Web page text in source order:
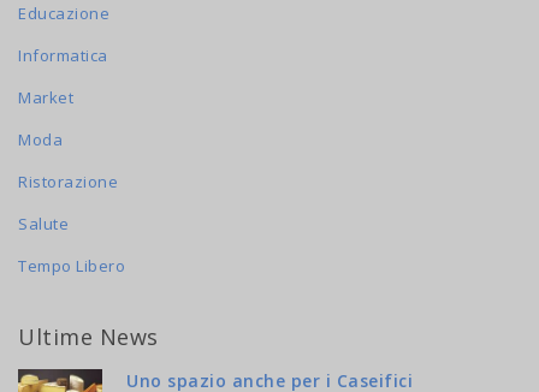
Educazione
Informatica
Market
Moda
Ristorazione
Salute
Tempo Libero
Ultime News
Uno spazio anche per i Caseifici